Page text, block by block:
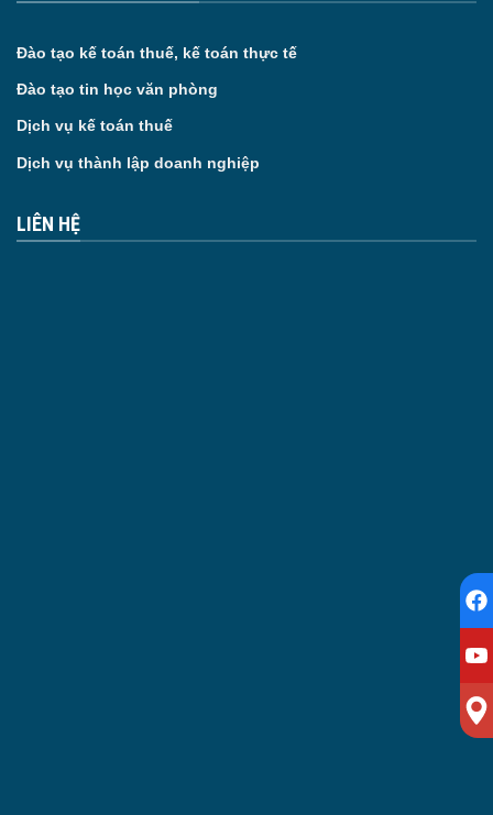
Đào tạo kế toán thuế, kế toán thực tế
Đào tạo tin học văn phòng
Dịch vụ kế toán thuế
Dịch vụ thành lập doanh nghiệp
LIÊN HỆ